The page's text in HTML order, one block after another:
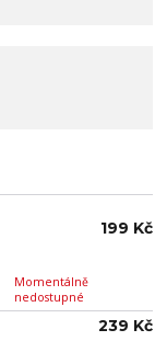
Momentálně
nedostupné
199 Kč
239 Kč